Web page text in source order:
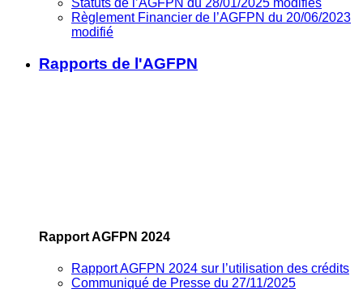
Statuts de l’AGFPN du 28/01/2025 modifiés
Règlement Financier de l’AGFPN du 20/06/2023
modifié
Rapports de l'AGFPN
Rapport AGFPN 2024
Rapport AGFPN 2024 sur l’utilisation des crédits
Communiqué de Presse du 27/11/2025